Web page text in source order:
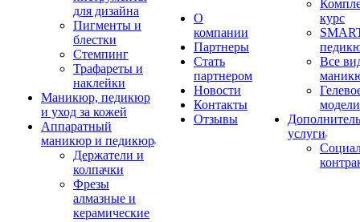
для дизайна
Пигменты и
блестки
Стемпинг
Трафареты и
наклейки
Маникюр, педикюр
и уход за кожей
Аппаратный
маникюр и педикюр
Держатели и
колпачки
Фрезы
алмазные и
керамические
О
компании
Партнеры
Стать
партнером
Новости
Контакты
Отзывы
курс
Все
услуги